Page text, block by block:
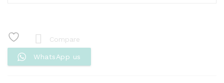
DHZ
/
Dumbbell
Compare
WhatsApp us